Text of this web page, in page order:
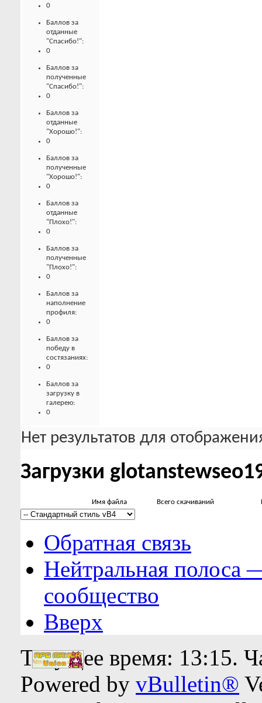
0
Баллов за
отданные
"Спасибо!":
0
Баллов за
полученные
"Спасибо!":
0
Баллов за
отданные
"Хорошо!":
0
Баллов за
полученные
"Хорошо!":
0
Баллов за
отданные
"Плохо!":
0
Баллов за
полученные
"Плохо!":
0
Баллов за
наполнение
профиля:
0
Баллов за
победу в
состязаниях:
0
Баллов за
загрузку в
галерею:
0
Нет результатов для
Загрузки
Имя файла Всего скачиваний
Обратная связь
Нейтральная полоса
сообщество
Вверх
Текущее время: 13:15.
Powered by vBulletin®